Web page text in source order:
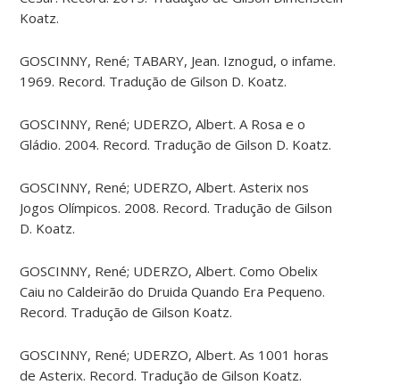
Koatz.
GOSCINNY, René; TABARY, Jean. Iznogud, o infame.
1969. Record. Tradução de Gilson D. Koatz.
GOSCINNY, René; UDERZO, Albert. A Rosa e o
Gládio. 2004. Record. Tradução de Gilson D. Koatz.
GOSCINNY, René; UDERZO, Albert. Asterix nos
Jogos Olímpicos. 2008. Record. Tradução de Gilson
D. Koatz.
GOSCINNY, René; UDERZO, Albert. Como Obelix
Caiu no Caldeirão do Druida Quando Era Pequeno.
Record. Tradução de Gilson Koatz.
GOSCINNY, René; UDERZO, Albert. As 1001 horas
de Asterix. Record. Tradução de Gilson Koatz.